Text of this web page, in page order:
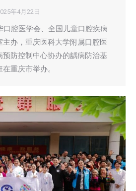
年4月22日
口腔医学会、全国儿童口腔疾病
办，重庆医科大学附属口腔医
预防控制中心协办的龋病防治基
重庆市举办。